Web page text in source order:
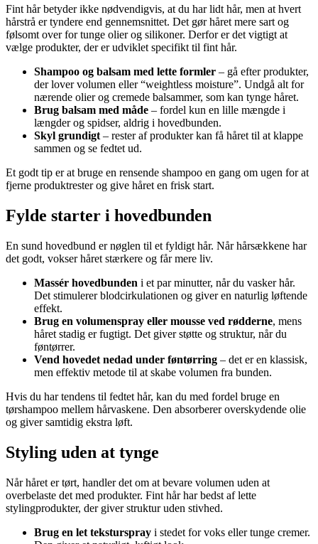
Fint hår betyder ikke nødvendigvis, at du har lidt hår, men at hvert
hårstrå er tyndere end gennemsnittet. Det gør håret mere sart og
følsomt over for tunge olier og silikoner. Derfor er det vigtigt at
vælge produkter, der er udviklet specifikt til fint hår.
Shampoo og balsam med lette formler – gå efter produkter,
der lover volumen eller “weightless moisture”. Undgå alt for
nærende olier og cremede balsammer, som kan tynge håret.
Brug balsam med måde – fordel kun en lille mængde i
længder og spidser, aldrig i hovedbunden.
Skyl grundigt– rester af produkter kan få håret til at klappe
sammen og se fedtet ud.
Et godt tip er at bruge en rensende shampoo en gang om ugen for at
fjerne produktrester og give håret en frisk start.
Fylde starter i hovedbunden
En sund hovedbund er nøglen til et fyldigt hår. Når hårsækkene har
det godt, vokser håret stærkere og får mere liv.
Massér hovedbunden i et par minutter, når du vasker hår.
Det stimulerer blodcirkulationen og giver en naturlig løftende
effekt.
Brug en volumenspray eller mousse ved rødderne, mens
håret stadig er fugtigt. Det giver støtte og struktur, når du
føntørrer.
Vend hovedet nedad under føntørring – det er en klassisk,
men effektiv metode til at skabe volumen fra bunden.
Hvis du har tendens til fedtet hår, kan du med fordel bruge en
tørshampoo mellem hårvaskene. Den absorberer overskydende olie
og giver samtidig ekstra løft.
Styling uden at tynge
Når håret er tørt, handler det om at bevare volumen uden at
overbelaste det med produkter. Fint hår har bedst af lette
stylingprodukter, der giver struktur uden stivhed.
Brug en let teksturspray i stedet for voks eller tunge cremer.